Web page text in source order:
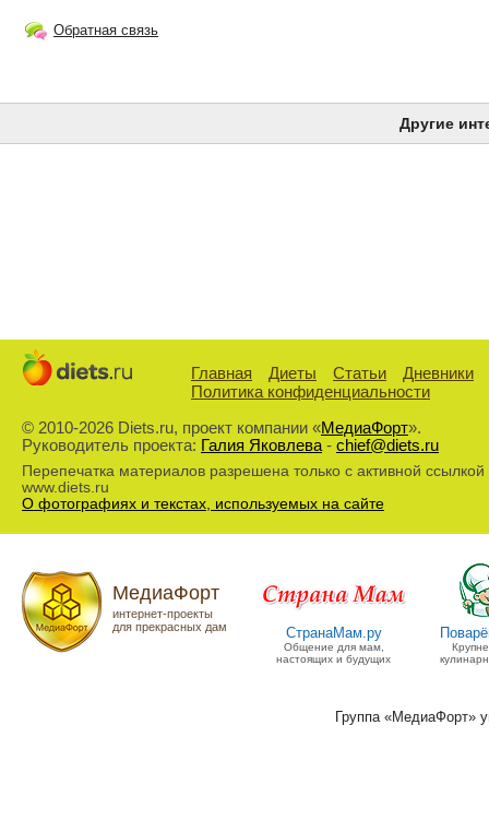
Обратная связь
Другие
Главная Диеты Статьи
Дневники
Политика конфиденциальности
© 2010-2026 Diets.ru, проект компании «МедиаФорт».
Руководитель проекта: Галия Яковлева- chief@diets.ru
Перепечатка материалов разрешена только с активной ссылкой
www.diets.ru
О фотографиях и текстах, используемых на сайте
МедиаФорт
интернет-проекты
для прекрасных дам
СтранаМам.ру
Общение для мам,
настоящих и будущих
Группа «МедиаФорт»